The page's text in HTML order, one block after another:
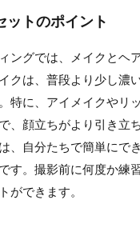
ットのポイント
ングでは、メイクとヘ
クは、普段より少し濃
特に、アイメイクやリ
、顔立ちがより引き立ち
、自分たちで簡単にで
す。撮影前に何度か練
ができます。